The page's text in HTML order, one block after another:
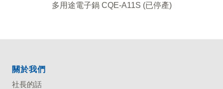
多用途電子鍋 CQE-A11S (已停產)
關於我們
社長的話